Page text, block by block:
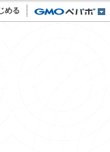
める